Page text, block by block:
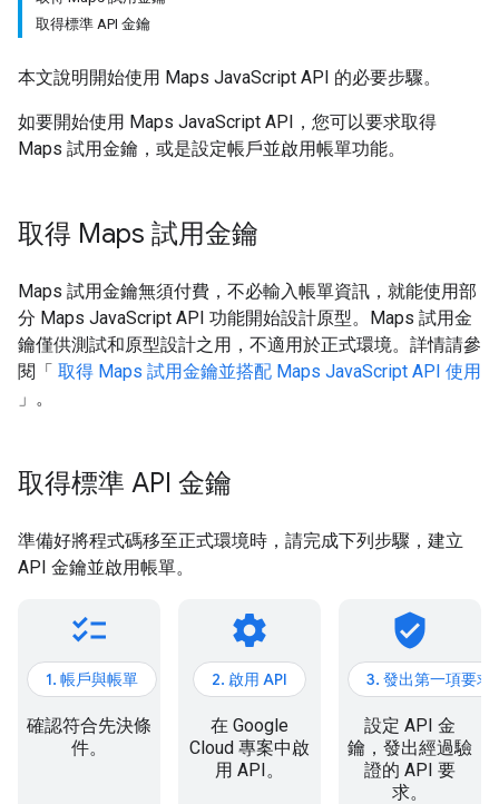
取得標準 API 金鑰
本文說明開始使用 Maps JavaScript API 的必要步驟。
如要開始使用 Maps JavaScript API，您可以要求取得
Maps 試用金鑰，或是設定帳戶並啟用帳單功能。
取得 Maps 試用金鑰
Maps 試用金鑰無須付費，不必輸入帳單資訊，就能使用部
分 Maps JavaScript API 功能開始設計原型。Maps 試用金
鑰僅供測試和原型設計之用，不適用於正式環境。詳情請參
閱「 取得 Maps 試用金鑰並搭配 Maps JavaScript API 使用
」。
取得標準 API 金鑰
準備好將程式碼移至正式環境時，請完成下列步驟，建立
API 金鑰並啟用帳單。
checklist
1. 帳戶與帳單
確認符合先決條
件。
settings
2. 啟用 API
在 Google
Cloud 專案中啟
用 API。
verified_user
3. 發出第一項要求
設定 API 金
鑰，發出經過驗
證的 API 要
求。